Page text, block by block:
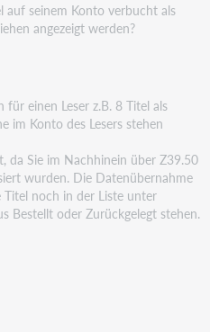
auf seinem Konto verbucht als
angezeigt werden?
einen Leser z.B. 8 Titel als
im Konto des Lesers stehen
da Sie im Nachhinein über Z39.50
wurden. Die Datenübernahme
Titel noch in der Liste unter
Bestellt oder Zurückgelegt stehen.